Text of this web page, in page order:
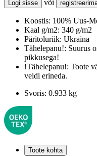
Logi sisse või
Koostis: 100% Uus-
Kaal g/m2: 340 g/m2
Päritoluriik: Ukraina
Tähelepanu!: Suurus
pikkusega!
!Tähelepanu!: Toote
veidi erineda.
Svoris: 0.933 kg
Toote kohta